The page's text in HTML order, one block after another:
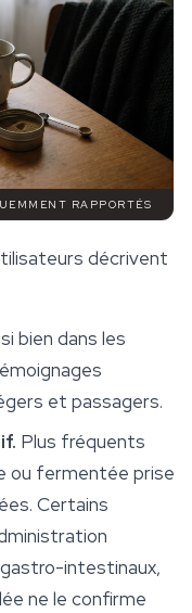
RAPPORTÉS
décrivent
bien dans les
et passagers.
Plus fréquents
ou fermentée prise
Certains
intestinaux,
ne le confirme